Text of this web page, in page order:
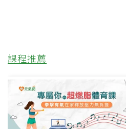
課程推薦